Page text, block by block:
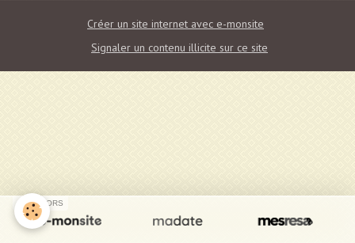
Créer un site internet avec e-monsite
Signaler un contenu illicite sur ce site
SPONSORS